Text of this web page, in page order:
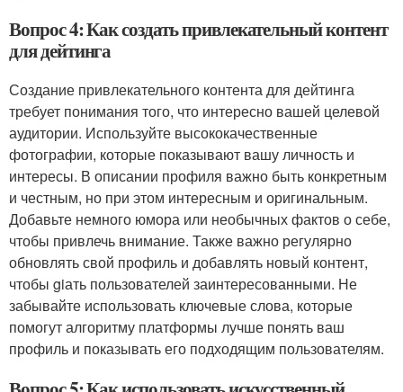
Вопрос 4: Как создать привлекательный контент
для дейтинга
Создание привлекательного контента для дейтинга
требует понимания того, что интересно вашей целевой
аудитории. Используйте высококачественные
фотографии, которые показывают вашу личность и
интересы. В описании профиля важно быть конкретным
и честным, но при этом интересным и оригинальным.
Добавьте немного юмора или необычных фактов о себе,
чтобы привлечь внимание. Также важно регулярно
обновлять свой профиль и добавлять новый контент,
чтобы giать пользователей заинтересованными. Не
забывайте использовать ключевые слова, которые
помогут алгоритму платформы лучше понять ваш
профиль и показывать его подходящим пользователям.